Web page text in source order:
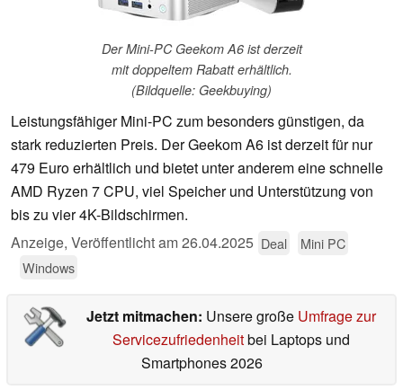
Der Mini-PC Geekom A6 ist derzeit
mit doppeltem Rabatt erhältlich.
(Bildquelle: Geekbuying)
Leistungsfähiger Mini-PC zum besonders günstigen, da
stark reduzierten Preis. Der Geekom A6 ist derzeit für nur
479 Euro erhältlich und bietet unter anderem eine schnelle
AMD Ryzen 7 CPU, viel Speicher und Unterstützung von
bis zu vier 4K-Bildschirmen.
Anzeige, Veröffentlicht am26.04.2025 Deal
Mini PC
Windows
Jetzt mitmachen: Unsere große Umfrage zur
Servicezufriedenheitbei Laptops und
Smartphones 2026